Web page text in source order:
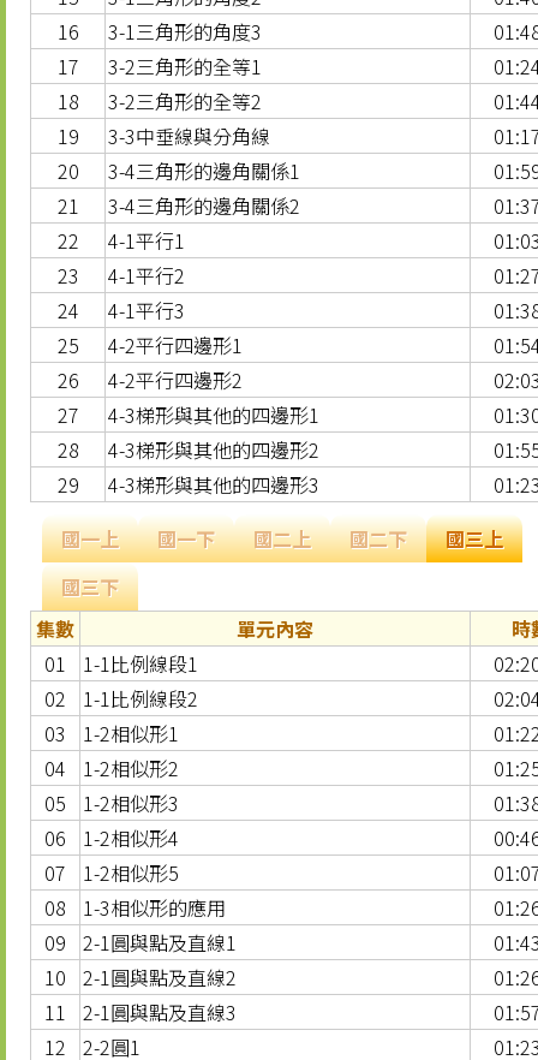
16
3-1三角形的角度3
17
3-2三角形的全等1
18
3-2三角形的全等2
19
3-3中垂線與分角線
20
3-4三角形的邊角關係1
21
3-4三角形的邊角關係2
22
4-1平行1
23
4-1平行2
24
4-1平行3
25
4-2平行四邊形1
26
4-2平行四邊形2
27
4-3梯形與其他的四邊形1
28
4-3梯形與其他的四邊形2
29
4-3梯形與其他的四邊形3
國一上
國一下 國二上 國二下
國三上
國三下
集數
單元內容
時
01
1-1比例線段1
02
1-1比例線段2
03
1-2相似形1
04
1-2相似形2
05
1-2相似形3
06
1-2相似形4
07
1-2相似形5
08
1-3相似形的應用
09
2-1圓與點及直線1
10
2-1圓與點及直線2
11
2-1圓與點及直線3
12
2-2圓1